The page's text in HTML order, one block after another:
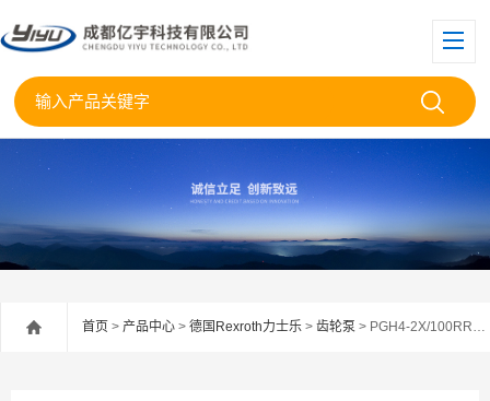
首页 > 产品中心 > 德国Rexroth力士乐 > 齿轮泵 > PGH4-2X/100RR47VU2REXROTH力士乐齿轮泵PGH4-2X/100RR47Vu2